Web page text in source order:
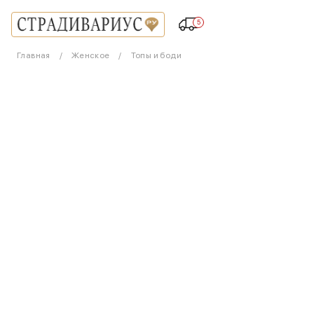
5
Главная Женское Топы и боди